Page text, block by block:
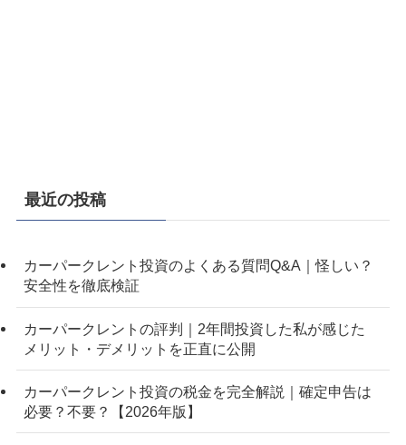
最近の投稿
カーパークレント投資のよくある質問Q&A｜怪しい？
安全性を徹底検証
カーパークレントの評判｜2年間投資した私が感じた
メリット・デメリットを正直に公開
カーパークレント投資の税金を完全解説｜確定申告は
必要？不要？【2026年版】